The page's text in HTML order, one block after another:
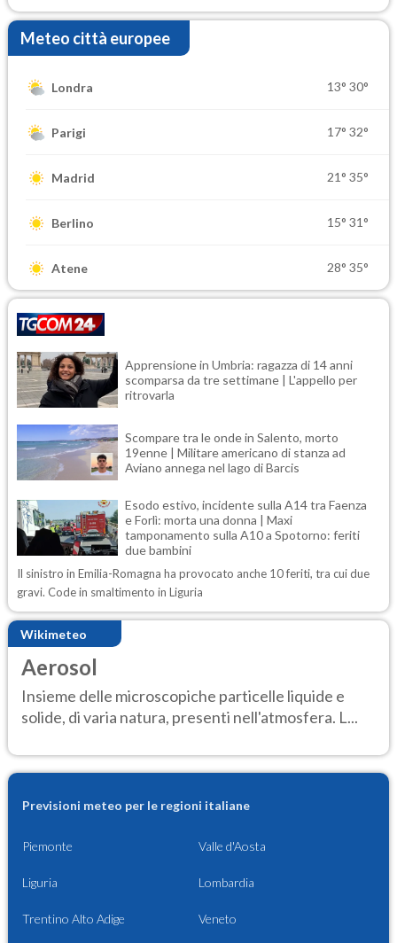
Meteo città europee
Londra 13° 30°
Parigi 17° 32°
Madrid 21° 35°
Berlino 15° 31°
Atene 28° 35°
Apprensione in Umbria: ragazza di 14 anni
scomparsa da tre settimane | L'appello per
ritrovarla
Scompare tra le onde in Salento, morto
19enne | Militare americano di stanza ad
Aviano annega nel lago di Barcis
Esodo estivo, incidente sulla A14 tra Faenza
e Forlì: morta una donna | Maxi
tamponamento sulla A10 a Spotorno: feriti
due bambini
Il sinistro in Emilia-Romagna ha provocato anche 10 feriti, tra cui due
gravi. Code in smaltimento in Liguria
Wikimeteo
Aerosol
Insieme delle microscopiche particelle liquide e
solide, di varia natura, presenti nell'atmosfera. L...
Previsioni meteo per le regioni italiane
Piemonte Valle d'Aosta
Liguria Lombardia
Trentino Alto Adige Veneto